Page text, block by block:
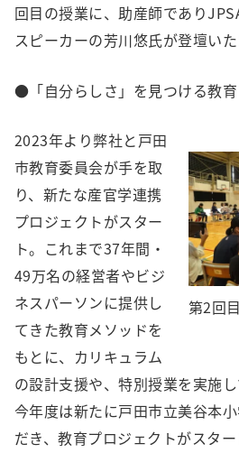
回目の授業に、助産師であり
スピーカーの芳川悠氏が登壇いた
●「自分らしさ」を見つける教
第2回
2023年より弊社と戸田
市教育委員会が手を取
り、新たな産官学連携
プロジェクトがスター
ト。これまで37年間・
49万名の経営者やビジ
ネスパーソンに提供し
てきた教育メソッドを
もとに、カリキュラム
の設計支援や、特別授業を実施し
今年度は新たに戸田市立美谷本
だき、教育プロジェクトがスタ